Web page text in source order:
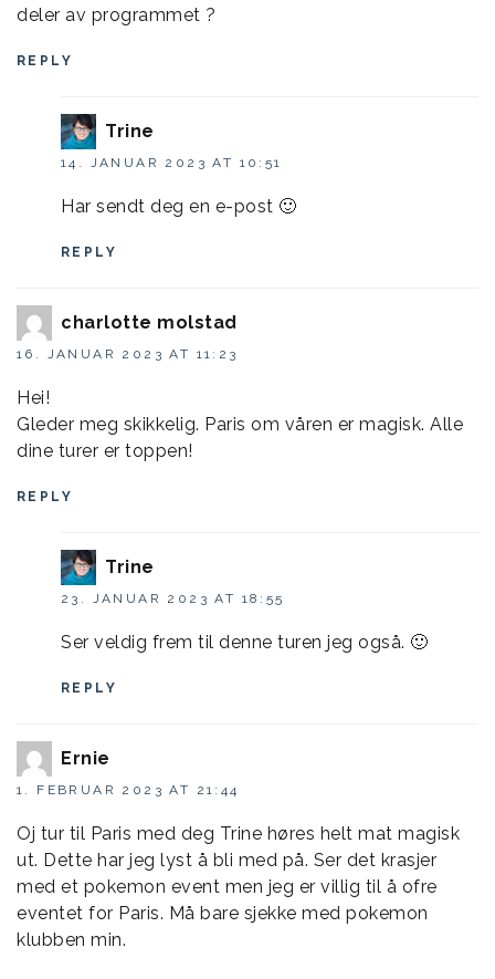
deler av programmet ?
REPLY
Trine
14. JANUAR 2023 AT 10:51
Har sendt deg en e-post 🙂
REPLY
charlotte molstad
16. JANUAR 2023 AT 11:23
Hei!
Gleder meg skikkelig. Paris om våren er magisk. Alle
dine turer er toppen!
REPLY
Trine
23. JANUAR 2023 AT 18:55
Ser veldig frem til denne turen jeg også. 🙂
REPLY
Ernie
1. FEBRUAR 2023 AT 21:44
Oj tur til Paris med deg Trine høres helt mat magisk
ut. Dette har jeg lyst å bli med på. Ser det krasjer
med et pokemon event men jeg er villig til å ofre
eventet for Paris. Må bare sjekke med pokemon
klubben min.